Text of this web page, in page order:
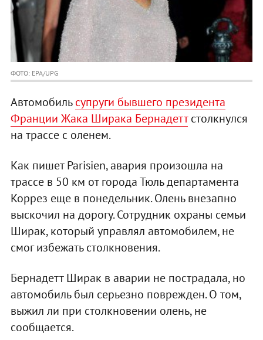
ФОТО: EPA/UPG
Автомобильсупруги бывшего президента
Франции Жака Ширака Бернадеттстолкнулся
на трассе с оленем.
Как пишет Parisien, авария произошла на
трассе в 50 км от города Тюль департамента
Коррез еще в понедельник. Олень внезапно
выскочил на дорогу. Сотрудник охраны семьи
Ширак, который управлял автомобилем, не
смог избежать столкновения.
Бернадетт Ширак в аварии не пострадала, но
автомобиль был серьезно поврежден. О том,
выжил ли при столкновении олень, не
сообщается.